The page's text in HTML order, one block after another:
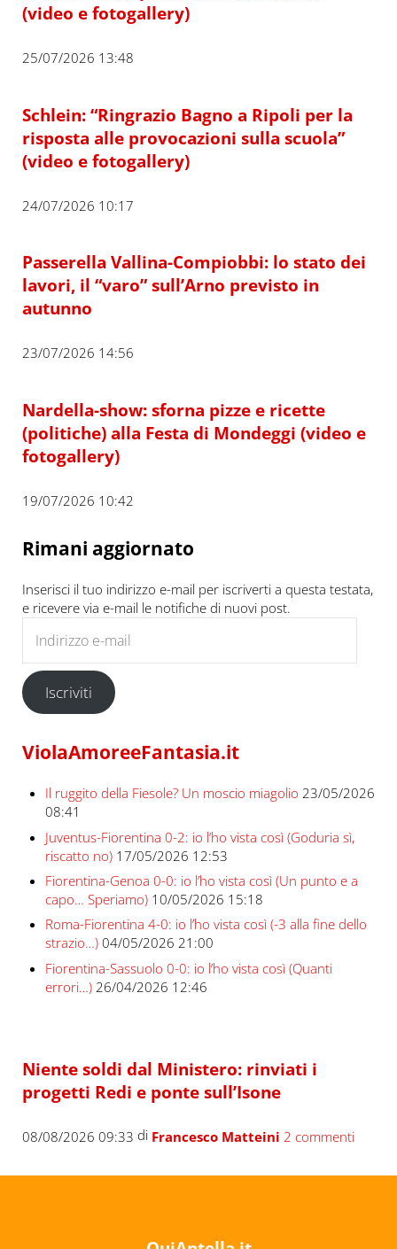
(video e fotogallery)
25/07/2026 13:48
Schlein: “Ringrazio Bagno a Ripoli per la
risposta alle provocazioni sulla scuola”
(video e fotogallery)
24/07/2026 10:17
Passerella Vallina-Compiobbi: lo stato dei
lavori, il “varo” sull’Arno previsto in
autunno
23/07/2026 14:56
Nardella-show: sforna pizze e ricette
(politiche) alla Festa di Mondeggi (video e
fotogallery)
19/07/2026 10:42
Rimani aggiornato
Inserisci il tuo indirizzo e-mail per iscriverti a questa testata,
e ricevere via e-mail le notifiche di nuovi post.
Iscriviti
ViolaAmoreeFantasia.it
Il ruggito della Fiesole? Un moscio miagolio 23/05/2026
08:41
Juventus-Fiorentina 0-2: io l’ho vista così (Goduria sì,
riscatto no) 17/05/2026 12:53
Fiorentina-Genoa 0-0: io l’ho vista così (Un punto e a
capo… Speriamo) 10/05/2026 15:18
Roma-Fiorentina 4-0: io l’ho vista così (-3 alla fine dello
strazio…) 04/05/2026 21:00
Fiorentina-Sassuolo 0-0: io l’ho vista così (Quanti
errori…) 26/04/2026 12:46
Niente soldi dal Ministero: rinviati i
progetti Redi e ponte sull’Isone
08/08/2026 09:33 di Francesco Matteini 2 commenti